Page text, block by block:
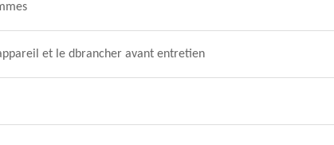
et le dbrancher avant entretien